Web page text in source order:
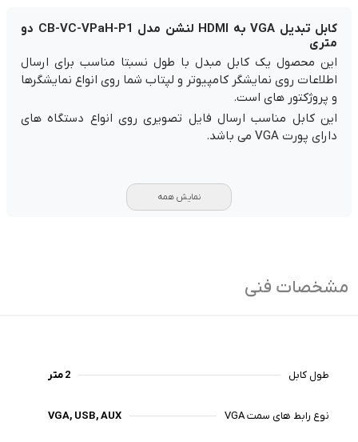
کابل تبدیل VGA به HDMI لنشن مدل CB-VC-VPaH-P1 دو
متری
این محصول یک کابل مبدل با طول نسبتا مناسب برای ارسال
اطلاعات روی نمایشگر کامپیوتر و لپتاب شما روی انواع نمایشگرها
و پروژکتور های است.
این کابل مناسب ارسال فایل تصویری روی انواع دستگاه های
دارای پورت VGA می باشد.
نمایش همه
مشخصات فنی
طول کابل 2 متر
نوع رابط های سمت VGA VGA, USB, AUX